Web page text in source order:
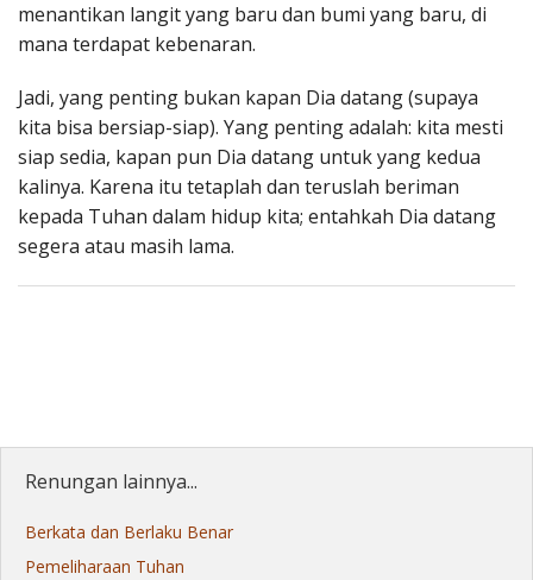
menantikan langit yang baru dan bumi yang baru, di
mana terdapat kebenaran.
Jadi, yang penting bukan kapan Dia datang (supaya
kita bisa bersiap-siap). Yang penting adalah: kita mesti
siap sedia, kapan pun Dia datang untuk yang kedua
kalinya. Karena itu tetaplah dan teruslah beriman
kepada Tuhan dalam hidup kita; entahkah Dia datang
segera atau masih lama.
Renungan lainnya...
Berkata dan Berlaku Benar
Pemeliharaan Tuhan